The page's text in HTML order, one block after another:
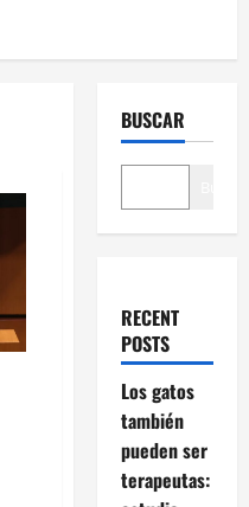
BUSCAR
RECENT
POSTS
Los gatos
también
pueden ser
terapeutas: